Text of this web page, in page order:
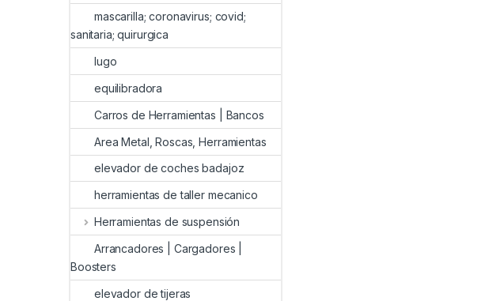
mascarilla; coronavirus; covid;
sanitaria; quirurgica
lugo
equilibradora
Carros de Herramientas | Bancos
Area Metal, Roscas, Herramientas
elevador de coches badajoz
herramientas de taller mecanico
Herramientas de suspensión
Arrancadores | Cargadores |
Boosters
elevador de tijeras